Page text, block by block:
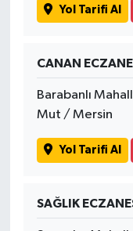
Yol Tarifi Al
CANAN
Barabanlı
Mut / Mersin
Yol Tarifi Al
SAĞLIK